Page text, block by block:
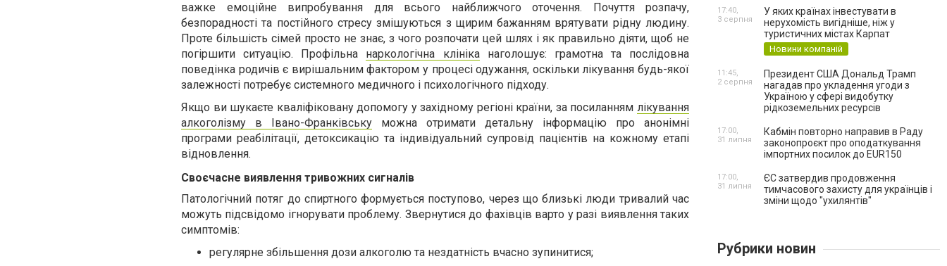
важке емоційне випробування для всього найближчого оточення. Почуття розпачу,
безпорадності та постійного стресу змішуються з щирим бажанням врятувати рідну людину.
Проте більшість сімей просто не знає, з чого розпочати цей шлях і як правильно діяти, щоб не
погіршити ситуацію. Профільна наркологічна клініканаголошує: грамотна та послідовна
поведінка родичів є вирішальним фактором у процесі одужання, оскільки лікування будь-якої
залежності потребує системного медичного і психологічного підходу.
Якщо ви шукаєте кваліфіковану допомогу у західному регіоні країни, за посиланням лікування
алкоголізму в Івано-Франківську можна отримати детальну інформацію про анонімні
програми реабілітації, детоксикацію та індивідуальний супровід пацієнтів на кожному етапі
відновлення.
Своєчасне виявлення тривожних сигналів
Патологічний потяг до спиртного формується поступово, через що близькі люди тривалий час
можуть підсвідомо ігнорувати проблему. Звернутися до фахівців варто у разі виявлення таких
симптомів:
регулярне збільшення дози алкоголю та нездатність вчасно зупинитися;
У яких країнах інвестувати в
нерухомість вигідніше, ніж у
туристичних містах Карпат
Новини компаній
17:40,
3 серпня
Президент США Дональд Трамп
нагадав про укладення угоди з
Україною у сфері видобутку
рідкоземельних ресурсів
11:45,
2 серпня
Кабмін повторно направив в Раду
законопроєкт про оподаткування
імпортних посилок до EUR150
17:00,
31 липня
ЄС затвердив продовження
тимчасового захисту для українців і
зміни щодо "ухилянтів"
17:00,
31 липня
Рубрики новин